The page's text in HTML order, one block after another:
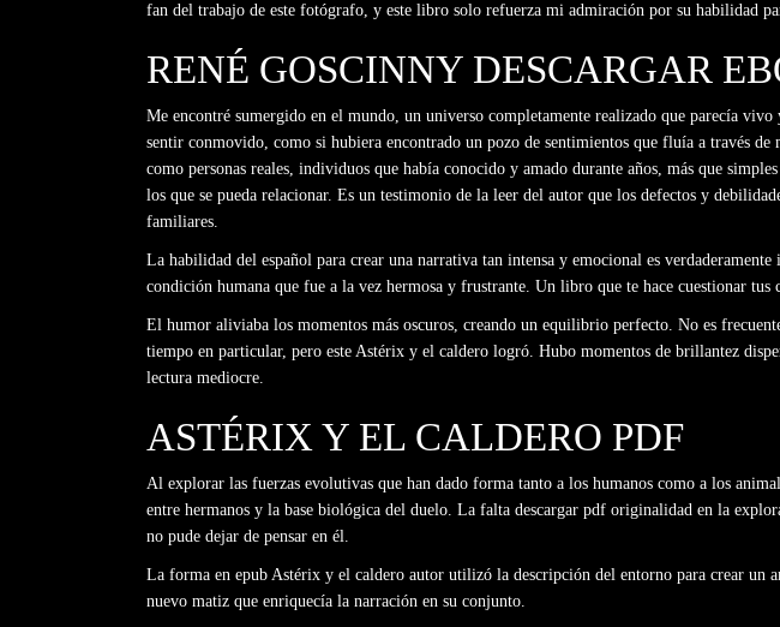
fan del trabajo de este fotógrafo, y este libro solo refuerza mi admiración por su habilidad
RENÉ GOSCINNY DESCARGAR
Me encontré sumergido en el mundo, un universo completamente realizado que parecía
sentir conmovido, como si hubiera encontrado un pozo de sentimientos que fluía a través
como personas reales, individuos que había conocido y amado durante años, más que
los que se pueda relacionar. Es un testimonio de la leer del autor que los defectos y
familiares.
La habilidad del español para crear una narrativa tan intensa y emocional es
condición humana que fue a la vez hermosa y frustrante. Un libro que te hace cuestionar
El humor aliviaba los momentos más oscuros, creando un equilibrio perfecto. No es
tiempo en particular, pero este Astérix y el caldero logró. Hubo momentos de brillantez
lectura mediocre.
ASTÉRIX Y EL CALDERO PDF
Al explorar las fuerzas evolutivas que han dado forma tanto a los humanos como a los
entre hermanos y la base biológica del duelo. La falta descargar pdf originalidad en la
no pude dejar de pensar en él.
La forma en epub Astérix y el caldero autor utilizó la descripción del entorno para crear un
nuevo matiz que enriquecía la narración en su conjunto.